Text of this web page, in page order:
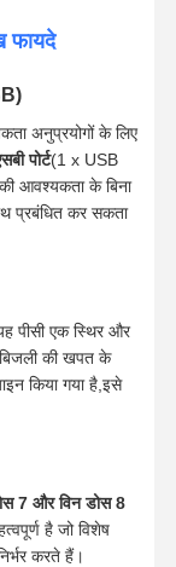
फायदे
अनुप्रयोगों के लिए
पोर्ट(1 x USB
आवश्यकता के बिना
प्रबंधित कर सकता
पीसी एक स्थिर और
की खपत के
किया गया है,इसे
7 और विन डोस 8
है जो विशेष
करते हैं।